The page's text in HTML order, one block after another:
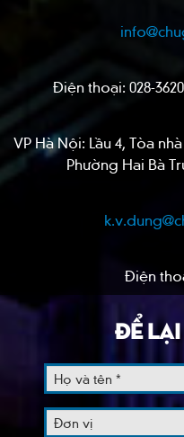
Điện thoại: 028-
VP Hà Nội: Lầu 4, Tòa
Phường Hai Bà
Điện
ĐỂ